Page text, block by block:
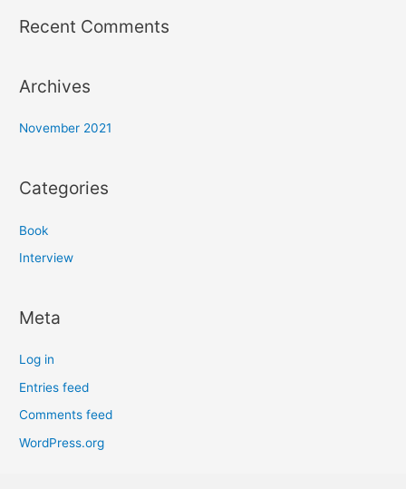
Recent Comments
Archives
November 2021
Categories
Book
Interview
Meta
Log in
Entries feed
Comments feed
WordPress.org